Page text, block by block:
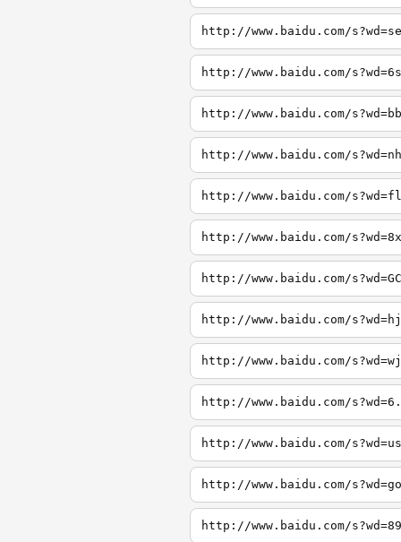
http://www.baidu.com/
http://www.baidu.com/
http://www.baidu.com/
http://www.baidu.com/
http://www.baidu.com/
http://www.baidu.com/
http://www.baidu.com/
http://www.baidu.com/
http://www.baidu.com/
http://www.baidu.com/
http://www.baidu.com/
http://www.baidu.com/
http://www.baidu.com/